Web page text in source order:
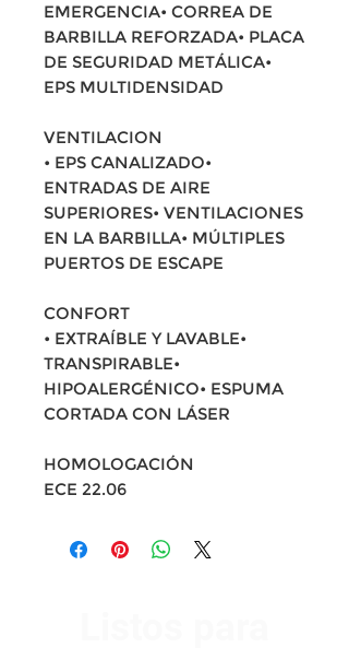
EMERGENCIA• CORREA DE
BARBILLA REFORZADA• PLACA
DE SEGURIDAD METÁLICA•
EPS MULTIDENSIDAD
VENTILACION
• EPS CANALIZADO•
ENTRADAS DE AIRE
SUPERIORES• VENTILACIONES
EN LA BARBILLA• MÚLTIPLES
PUERTOS DE ESCAPE
CONFORT
• EXTRAÍBLE Y LAVABLE•
TRANSPIRABLE•
HIPOALERGÉNICO• ESPUMA
CORTADA CON LÁSER
HOMOLOGACIÓN
ECE 22.06